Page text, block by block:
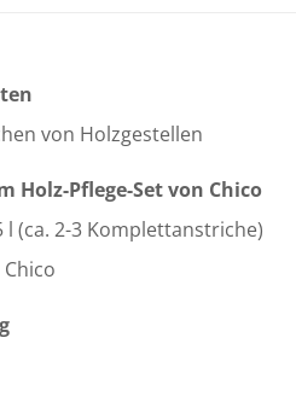
von Holzgestellen
Holz-Pflege-Set von Chico
l (ca. 2-3 Komplettanstriche)